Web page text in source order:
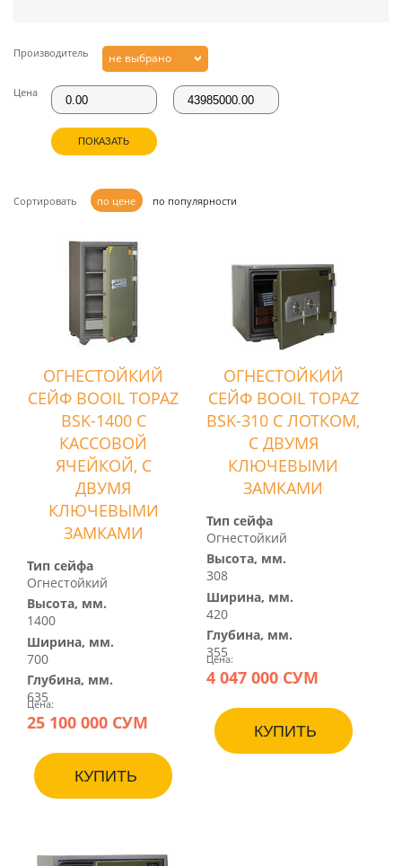
Производитель не выбрано
Цена
ПОКАЗАТЬ
Сортировать по цене по популярности
ОГНЕСТОЙКИЙ
СЕЙФ BOOIL TOPAZ
BSK-1400 С
КАССОВОЙ
ЯЧЕЙКОЙ, С
ДВУМЯ
КЛЮЧЕВЫМИ
ЗАМКАМИ
Тип сейфа
Огнестойкий
Высота, мм.
1400
Ширина, мм.
700
Глубина, мм.
635
Цена:
25 100 000 СУМ
КУПИТЬ
ОГНЕСТОЙКИЙ
СЕЙФ BOOIL TOPAZ
BSK-310 С ЛОТКОМ,
С ДВУМЯ
КЛЮЧЕВЫМИ
ЗАМКАМИ
Тип сейфа
Огнестойкий
Высота, мм.
308
Ширина, мм.
420
Глубина, мм.
355
Цена:
4 047 000 СУМ
КУПИТЬ